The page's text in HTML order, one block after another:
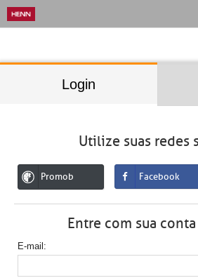
Login
Utilize suas redes
Promob Facebook
Entre com sua
E-mail